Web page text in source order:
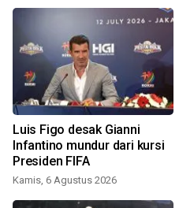
Luis Figo desak Gianni
Infantino mundur dari kursi
Presiden FIFA
Kamis, 6 Agustus 2026